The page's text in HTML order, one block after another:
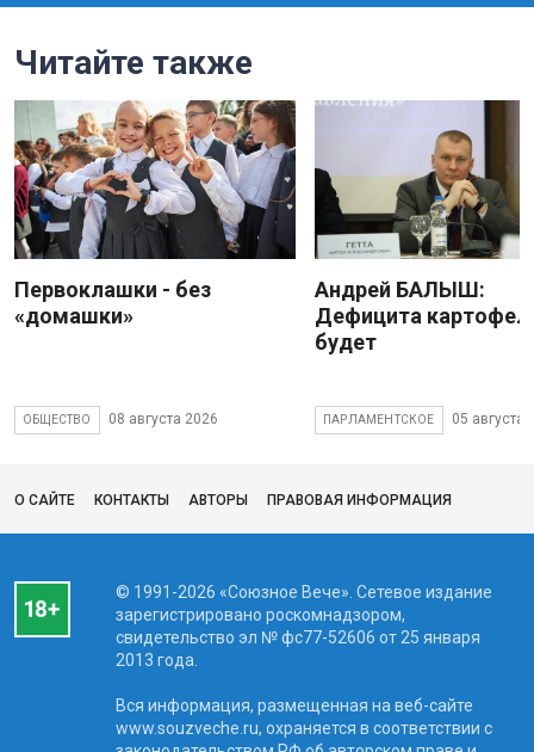
Читайте также
Первоклашки - без
«домашки»
ОБЩЕСТВО 08 августа 2026
Андрей БАЛЫШ:
Дефицита
будет
ПАРЛАМЕНТСКОЕ 05 августа
О САЙТЕ КОНТАКТЫ АВТОРЫ ПРАВОВАЯ ИНФОРМАЦИЯ
© 1991-2026 «Союзное Вече». Сетевое издание
зарегистрировано роскомнадзором,
свидетельство эл № фc77-52606 от 25 января
2013 года.
Вся информация, размещенная на веб-сайте
www.souzveche.ru, охраняется в соответствии с